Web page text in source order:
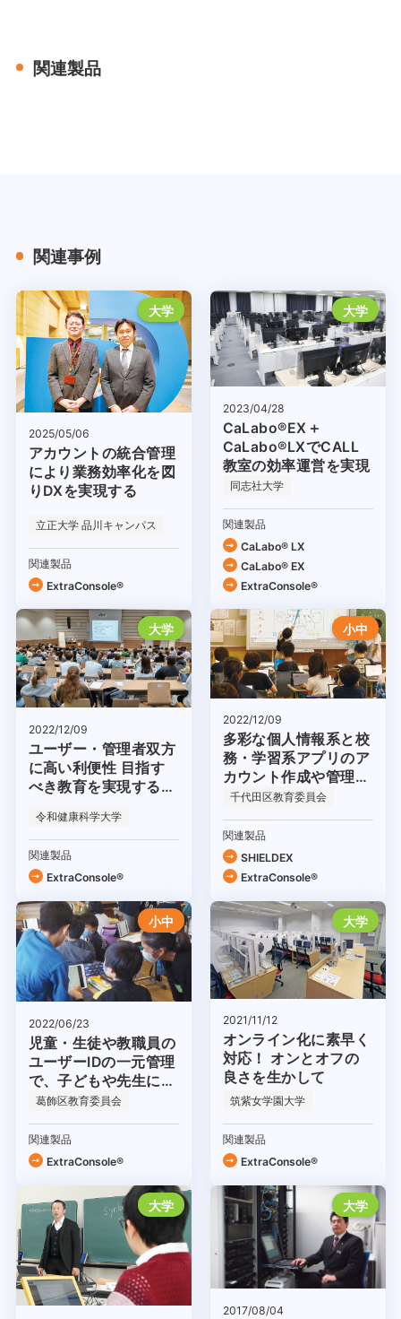
関連製品
関連事例
大学
2025/05/06
アカウントの統合管理
により業務効率化を図
りDXを実現する
立正大学 品川キャンパス
関連製品
ExtraConsole®
大学
2023/04/28
CaLabo®EX＋
CaLabo®LXでCALL
教室の効率運営を実現
同志社大学
関連製品
CaLabo® LX
CaLabo® EX
ExtraConsole®
大学
2022/12/09
ユーザー・管理者双方
に高い利便性 目指す
べき教育を実現する基
令和健康科学大学
関連製品
ExtraConsole®
小中
2022/12/09
多彩な個人情報系と校
務・学習系アプリのア
カウント作成や管理が
容易に
千代田区教育委員会
関連製品
SHIELDEX
ExtraConsole®
小中
2022/06/23
児童・生徒や教職員の
ユーザーIDの一元管理
で、子どもや先生にや
さしいICT環境を実現
葛飾区教育委員会
関連製品
ExtraConsole®
大学
2021/11/12
オンライン化に素早く
対応！ オンとオフの
良さを生かして
筑紫女学園大学
関連製品
ExtraConsole®
大学 大学
2017/08/04